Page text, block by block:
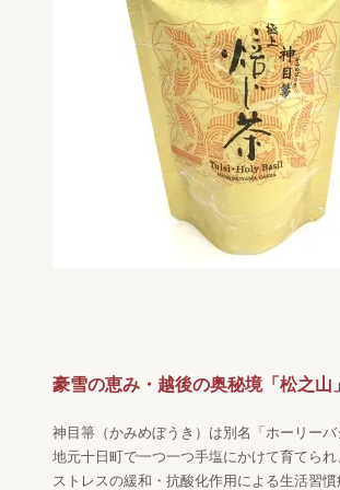
豪雪の恵み・越後の奥秘境「松之山
神目箒（かみめぼうき）は別名「ホーリー
地元十日町で一つ一つ手塩にかけて育てら
ストレスの緩和・抗酸化作用による生活習慣